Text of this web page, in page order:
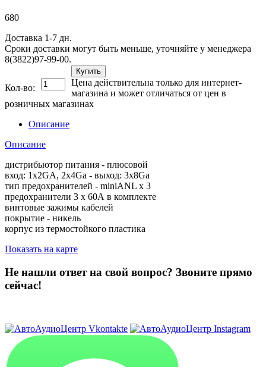
680
Доставка 1-7 дн.
Сроки доставки могут быть меньше, уточняйте у менеджера
8(3822)97-99-00.
Кол-во:
Купить
Цена действительна только для интернет-
магазина и может отличаться от цен в
розничных магазинах
Описание
Описание
дистрибьютор питания - плюсовой
вход: 1х2GA, 2х4Ga - выход: 3х8Ga
тип предохранителей - miniANL х 3
предохранители 3 х 60А в комплекте
винтовые зажимы кабелей
покрытие - никель
корпус из термостойкого пластика
Показать на карте
Не нашли ответ на свой вопрос? Звоните прямо
сейчас!